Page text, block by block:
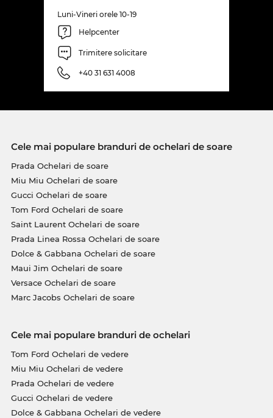
Luni-Vineri orele 10-19
Helpcenter
Trimitere solicitare
+40 31 631 4008
Cele mai populare branduri de ochelari de soare
Prada Ochelari de soare
Miu Miu Ochelari de soare
Gucci Ochelari de soare
Tom Ford Ochelari de soare
Saint Laurent Ochelari de soare
Prada Linea Rossa Ochelari de soare
Dolce & Gabbana Ochelari de soare
Maui Jim Ochelari de soare
Versace Ochelari de soare
Marc Jacobs Ochelari de soare
Cele mai populare branduri de ochelari
Tom Ford Ochelari de vedere
Miu Miu Ochelari de vedere
Prada Ochelari de vedere
Gucci Ochelari de vedere
Dolce & Gabbana Ochelari de vedere